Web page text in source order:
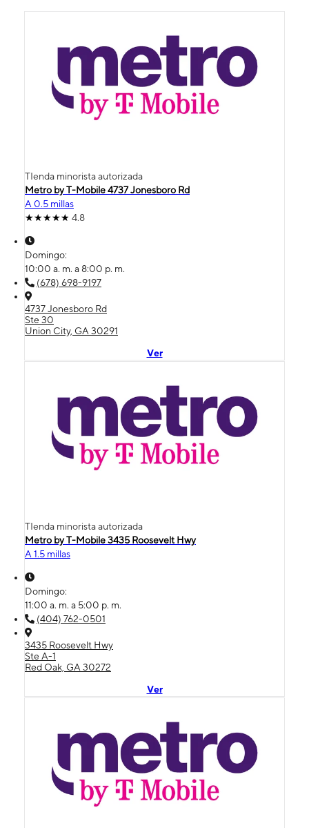
TIenda minorista autorizada
Metro by T-Mobile 4737 Jonesboro Rd
A 0.5 millas
4.8
Domingo:
10:00 a. m. a 8:00 p. m.
(678) 698-9197
4737 Jonesboro Rd
Ste 30
Union City, GA 30291
Ver
TIenda minorista autorizada
Metro by T-Mobile 3435 Roosevelt Hwy
A 1.5 millas
Domingo:
11:00 a. m. a 5:00 p. m.
(404) 762-0501
3435 Roosevelt Hwy
Ste A-1
Red Oak, GA 30272
Ver